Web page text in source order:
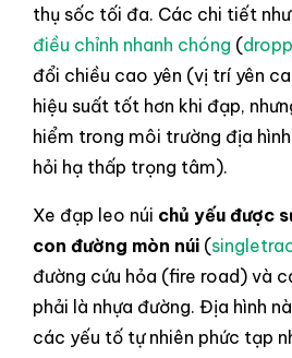
thụ sốc tối đa. Các chi tiết như
điều chỉnh nhanh chóng (
đổi chiều cao yên (vị trí yên
hiệu suất tốt hơn khi đạp,
hiểm trong môi trường địa
hỏi hạ thấp trọng tâm).
Xe đạp leo núi chủ yếu được
con đường mòn núi (
đường cứu hỏa (fire road) và
phải là nhựa đường. Địa hình
các yếu tố tự nhiên phức tạp